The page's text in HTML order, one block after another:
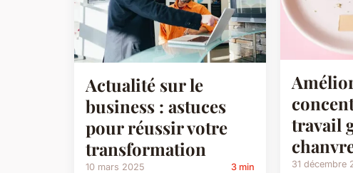
Actualité sur le
business : astuces
pour réussir votre
transformation
10 mars 2025 3 min
travail
31 décembre